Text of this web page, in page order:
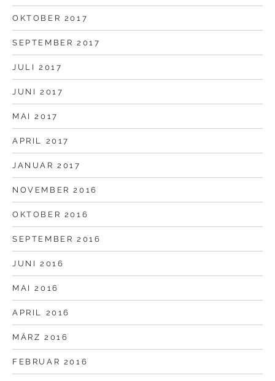
OKTOBER 2017
SEPTEMBER 2017
JULI 2017
JUNI 2017
MAI 2017
APRIL 2017
JANUAR 2017
NOVEMBER 2016
OKTOBER 2016
SEPTEMBER 2016
JUNI 2016
MAI 2016
APRIL 2016
MÄRZ 2016
FEBRUAR 2016